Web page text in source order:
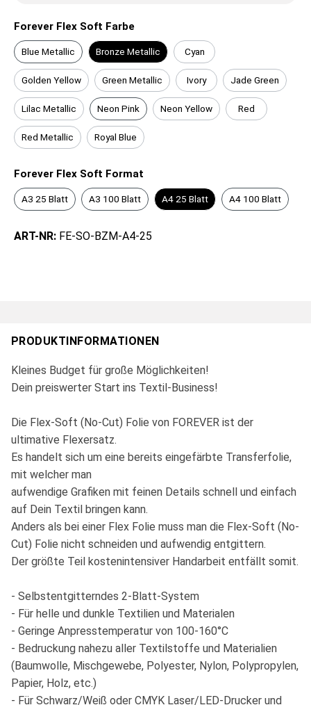
Forever Flex Soft Farbe
Blue Metallic Bronze Metallic Cyan
Golden Yellow Green Metallic Ivory Jade Green
Lilac Metallic Neon Pink Neon Yellow Red
Red Metallic Royal Blue
Forever Flex Soft Format
A3 25 Blatt A3 100 Blatt A4 25 Blatt A4 100 Blatt
ART-NR: FE-SO-BZM-A4-25
PRODUKTINFORMATIONEN
Kleines Budget für große Möglichkeiten!
Dein preiswerter Start ins Textil-Business!
Die Flex-Soft (No-Cut) Folie von FOREVER ist der
ultimative Flexersatz.
Es handelt sich um eine bereits eingefärbte Transferfolie,
mit welcher man
aufwendige Grafiken mit feinen Details schnell und einfach
auf Dein Textil bringen kann.
Anders als bei einer Flex Folie muss man die Flex-Soft (No-
Cut) Folie nicht schneiden und aufwendig entgittern.
Der größte Teil kostenintensiver Handarbeit entfällt somit.
- Selbstentgitterndes 2-Blatt-System
- Für helle und dunkle Textilien und Materialen
- Geringe Anpresstemperatur von 100-160°C
- Bedruckung nahezu aller Textilstoffe und Materialien
(Baumwolle, Mischgewebe, Polyester, Nylon, Polypropylen,
Papier, Holz, etc.)
- Für Schwarz/Weiß oder CMYK Laser/LED-Drucker und